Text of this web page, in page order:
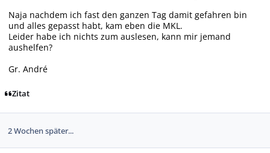
Naja nachdem ich fast den ganzen Tag damit gefahren bin
und alles gepasst habt, kam eben die MKL.
Leider habe ich nichts zum auslesen, kann mir jemand
aushelfen?
Gr. André
Zitat
2 Wochen später...